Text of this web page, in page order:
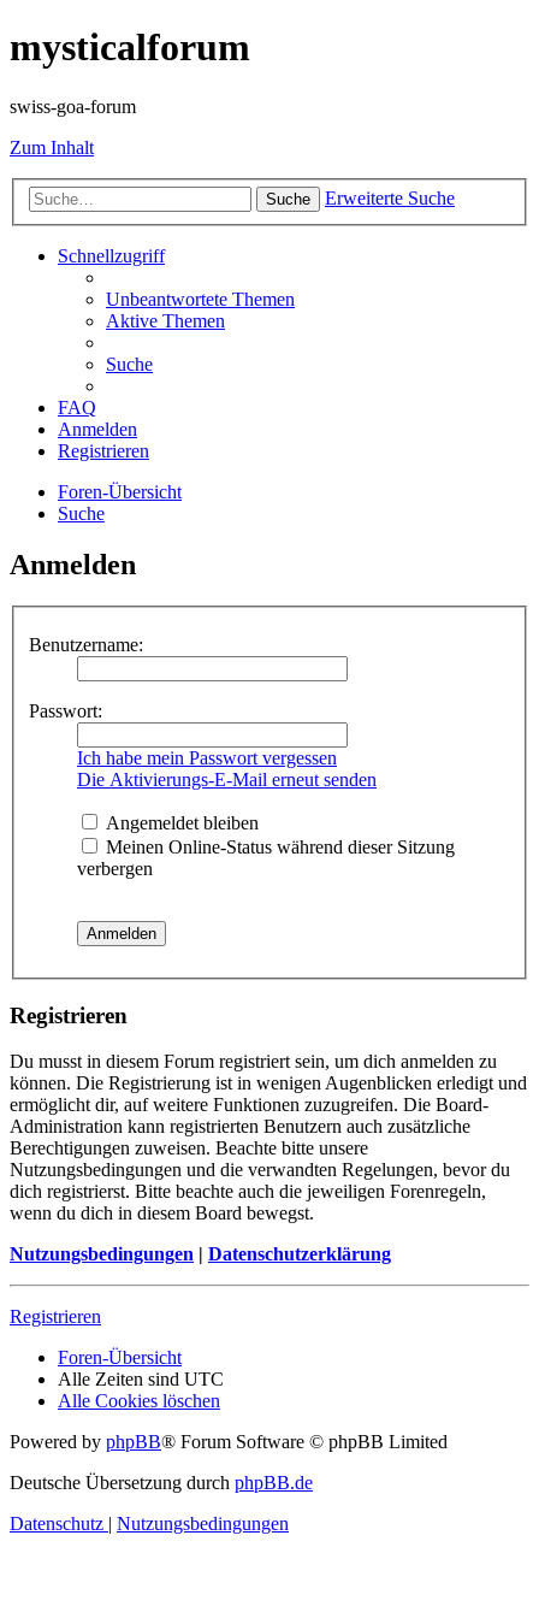
mysticalforum
swiss-goa-forum
Zum Inhalt
Suche Erweiterte Suche
Schnellzugriff
Unbeantwortete Themen
Aktive Themen
Suche
FAQ
Anmelden
Registrieren
Foren-Übersicht
Suche
Anmelden
Benutzername:
Passwort:
Ich habe mein Passwort vergessen
Die Aktivierungs-E-Mail erneut senden
Angemeldet bleiben
Meinen Online-Status während dieser Sitzung
verbergen
Registrieren
Du musst in diesem Forum registriert sein, um dich anmelden zu
können. Die Registrierung ist in wenigen Augenblicken erledigt und
ermöglicht dir, auf weitere Funktionen zuzugreifen. Die Board-
Administration kann registrierten Benutzern auch zusätzliche
Berechtigungen zuweisen. Beachte bitte unsere
Nutzungsbedingungen und die verwandten Regelungen, bevor du
dich registrierst. Bitte beachte auch die jeweiligen Forenregeln,
wenn du dich in diesem Board bewegst.
Nutzungsbedingungen | Datenschutzerklärung
Registrieren
Foren-Übersicht
Alle Zeiten sind UTC
Alle Cookies löschen
Powered by phpBB® Forum Software © phpBB Limited
Deutsche Übersetzung durch phpBB.de
Datenschutz | Nutzungsbedingungen